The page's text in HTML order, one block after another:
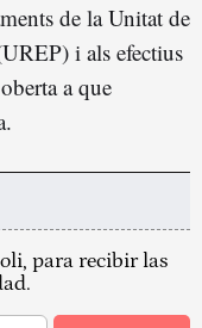
de la Unitat de
i als efectius
a que
para recibir las